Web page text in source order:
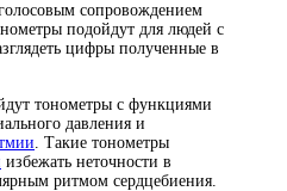
сопровождением
подойдут для людей с
цифры полученные в
тонометры с функциями
давления и
. Такие тонометры
избежать неточности в
ритмом сердцебиения.